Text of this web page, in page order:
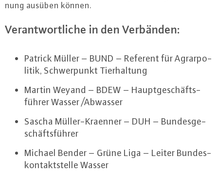
nung ausüben können.
Ver­ant­wort­li­che in den Verbänden:
Patrick Müller – BUND – Referent für Agrar­po­
li­tik, Schwer­punkt Tier­hal­tung
Martin Weyand – BDEW – Haupt­ge­schäfts­
füh­rer Wasser /Abwasser
Sascha Mül­ler-Kra­en­ner – DUH – Bun­des­ge­
schäfts­füh­rer
Michael Bender – Grüne Liga – Leiter Bun­des­
kon­takt­stel­le Wasser